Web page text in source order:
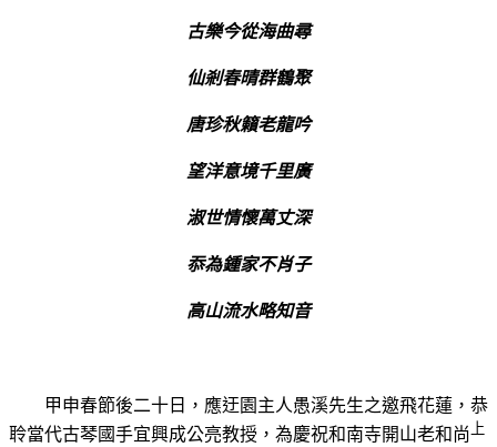
古樂今從海曲尋
仙剎春晴群鶴聚
唐珍秋籟老龍吟
望洋意境千里廣
淑世情懷萬丈深
忝為鍾家不肖子
高山流水略知音
甲申春節後二十日，應迂園主人愚溪先生之邀飛花蓮，恭
聆當代古琴國手宜興成公亮教授，為慶祝和南寺開山老和尚 上